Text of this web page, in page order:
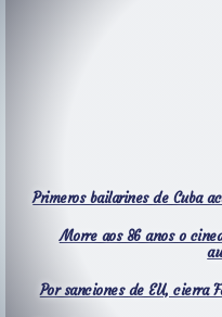
Primeros bailarines de Cuba
Morre aos 86 anos o
Por sanciones de EU, cierra